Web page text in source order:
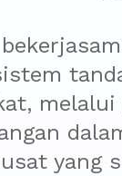
melalui
yang